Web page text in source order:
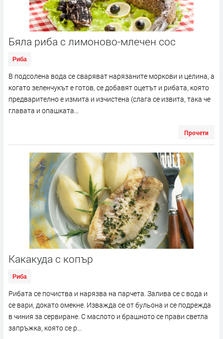
Бяла риба с лимоново-млечен сос
Риба
В подсолена вода се сваряват нарязаните моркови и целина, а
когато зеленчукът е готов, се добавят оцетът и рибата, която
предварително е измита и изчистена (слага се извита, така че
главата и опашката...
Прочети
Какакуда с копър
Риба
Рибата се почиства и нарязва на парчета. Залива се с вода и
се вари, докато омекне. Изважда се от бульона и се подрежда
в чиния за сервиране. С маслото и брашното се прави светла
запръжка, която се р...